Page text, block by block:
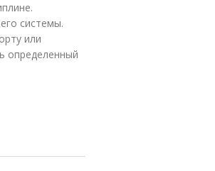
системы.
или
определенный